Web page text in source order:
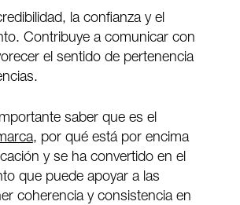
la confianza y el
Contribuye a comunicar con
el sentido de pertenencia
saber que es el
, por qué está por encima
y se ha convertido en el
que puede apoyar a las
coherencia y consistencia en